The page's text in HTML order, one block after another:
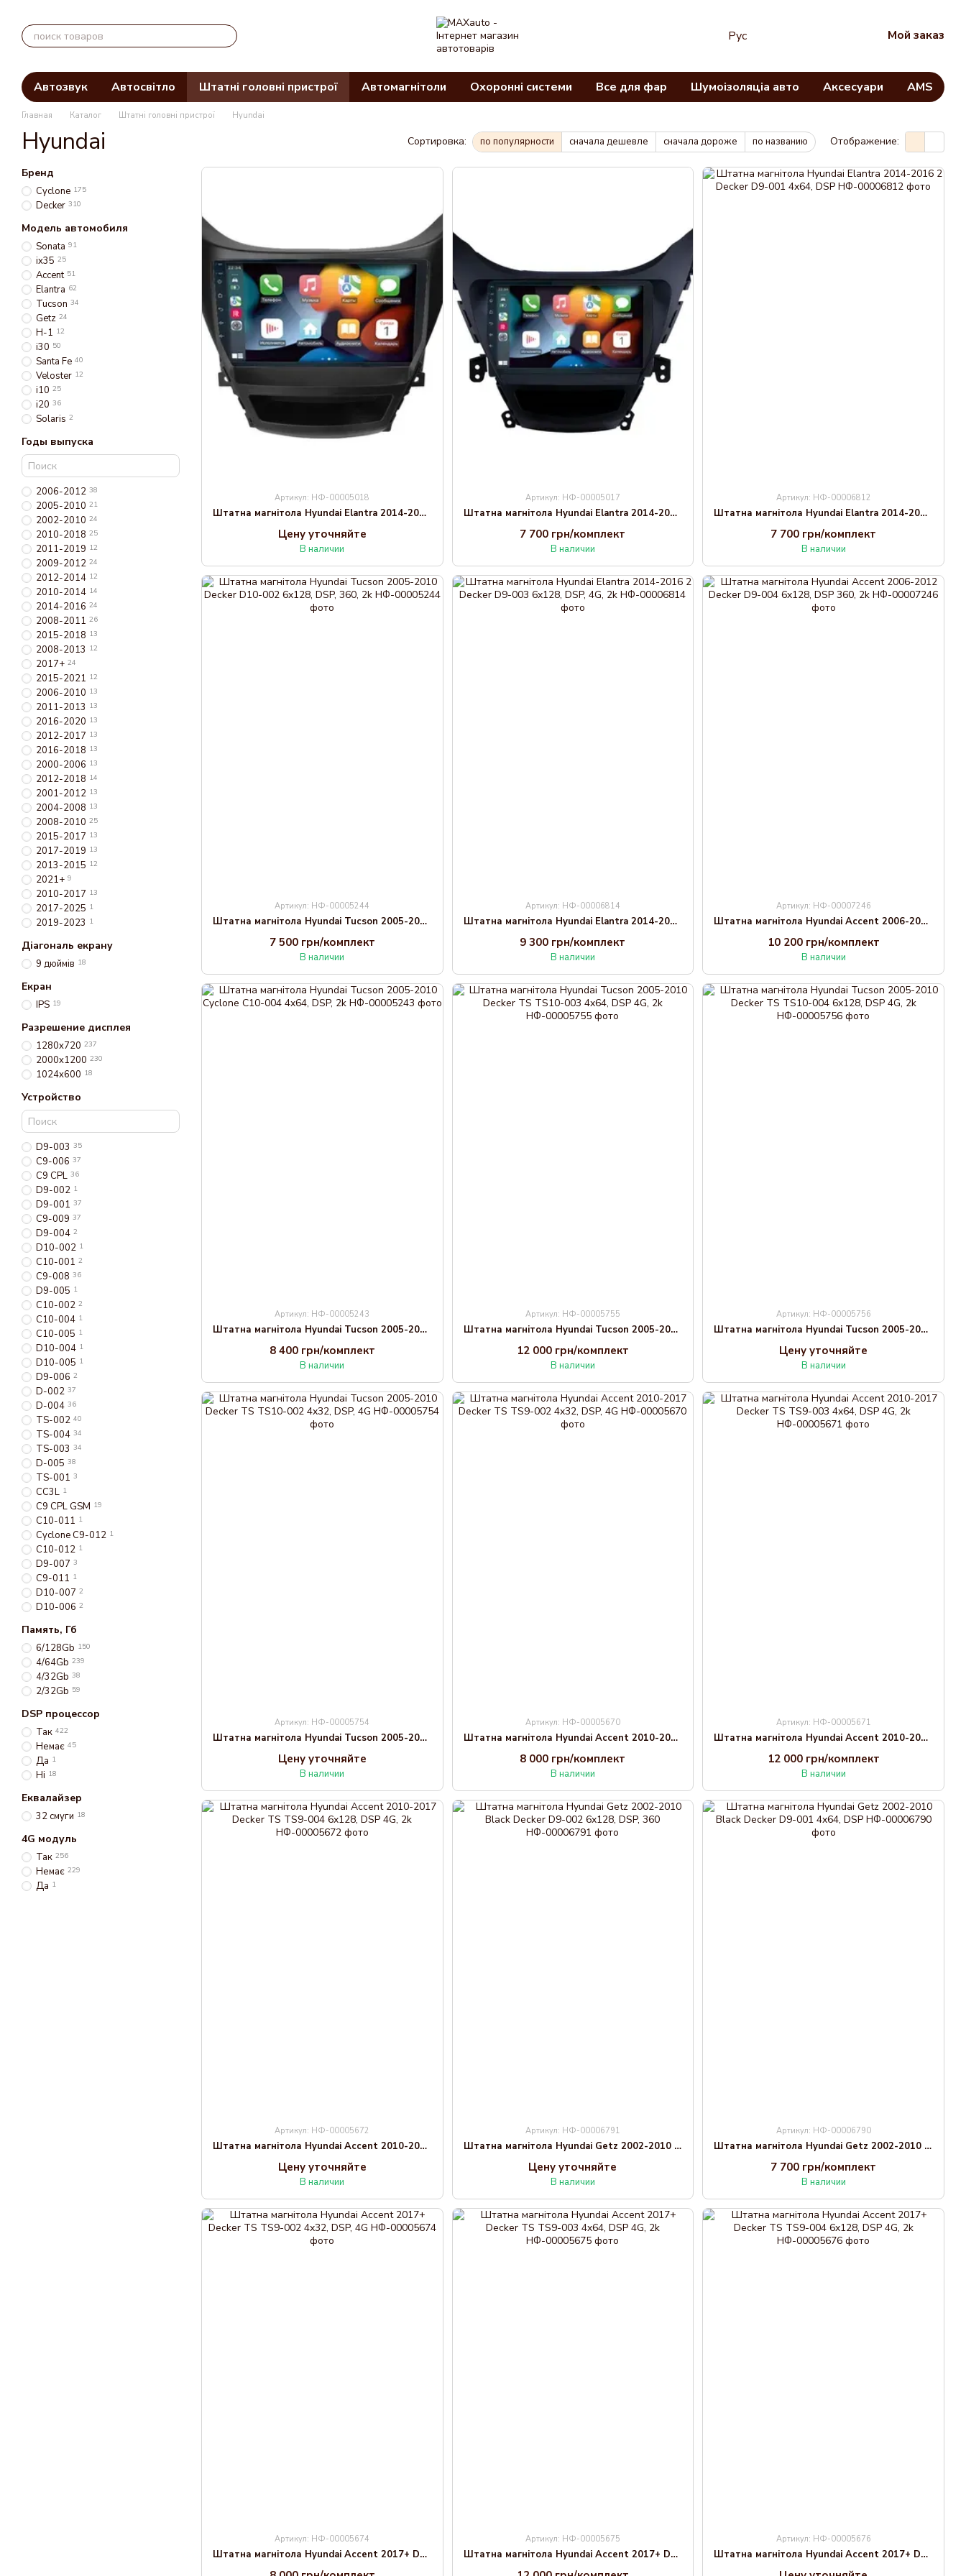
Рус Мой заказ
Автозвук Автосвітло Штатні головні пристрої Автомагнітоли Охоронні системи Все для фар Шумоізоляціа авто Аксесуари AMS
Главная Каталог Штатні головні пристрої Hyundai
Hyundai Сортировка: по популярности сначала дешевле сначала дороже по названию Отображение:
Артикул: НФ-00005018
Штатна магнітола Hyundai Elantra 2014-2016 Decker D9-002 6x128, DSP, 360
Цену уточняйте
В наличии
Артикул: НФ-00005017
Штатна магнітола Hyundai Elantra 2014-2016 Decker D9-001 4x64, DSP
7 700 грн/комплект
В наличии
Артикул: НФ-00006812
Штатна магнітола Hyundai Elantra 2014-2016 2 Decker D9-001 4x64, DSP
7 700 грн/комплект
В наличии
Артикул: НФ-00005244
Штатна магнітола Hyundai Tucson 2005-2010 Decker D10-002 6x128, DSP, 360, 2k
7 500 грн/комплект
В наличии
Артикул: НФ-00006814
Штатна магнітола Hyundai Elantra 2014-2016 2 Decker D9-003 6x128, DSP, 4G, 2k
9 300 грн/комплект
В наличии
Артикул: НФ-00007246
Штатна магнітола Hyundai Accent 2006-2012 Decker D9-004 6x128, DSP 360, 2k
10 200 грн/комплект
В наличии
Артикул: НФ-00005243
Штатна магнітола Hyundai Tucson 2005-2010 Cyclone C10-004 4x64, DSP, 2k
8 400 грн/комплект
В наличии
Артикул: НФ-00005755
Штатна магнітола Hyundai Tucson 2005-2010 Decker TS TS10-003 4x64, DSP 4G, 2k
12 000 грн/комплект
В наличии
Артикул: НФ-00005756
Штатна магнітола Hyundai Tucson 2005-2010 Decker TS TS10-004 6x128, DSP 4G, 2k
Цену уточняйте
В наличии
Артикул: НФ-00005754
Штатна магнітола Hyundai Tucson 2005-2010 Decker TS TS10-002 4x32, DSP, 4G
Цену уточняйте
В наличии
Артикул: НФ-00005670
Штатна магнітола Hyundai Accent 2010-2017 Decker TS TS9-002 4x32, DSP, 4G
8 000 грн/комплект
В наличии
Артикул: НФ-00005671
Штатна магнітола Hyundai Accent 2010-2017 Decker TS TS9-003 4x64, DSP 4G, 2k
12 000 грн/комплект
В наличии
Артикул: НФ-00005672
Штатна магнітола Hyundai Accent 2010-2017 Decker TS TS9-004 6x128, DSP 4G, 2k
Цену уточняйте
В наличии
Артикул: НФ-00006791
Штатна магнітола Hyundai Getz 2002-2010 Black Decker D9-002 6x128, DSP, 360
Цену уточняйте
В наличии
Артикул: НФ-00006790
Штатна магнітола Hyundai Getz 2002-2010 Black Decker D9-001 4x64, DSP
7 700 грн/комплект
В наличии
Артикул: НФ-00005674
Штатна магнітола Hyundai Accent 2017+ Decker TS TS9-002 4x32, DSP, 4G
Артикул: НФ-00005675
Штатна магнітола Hyundai Accent 2017+ Decker TS TS9-003 4x64, DSP 4G, 2k
Артикул: НФ-00005676
Штатна магнітола Hyundai Accent 2017+ Decker TS TS9-004 6x128, DSP 4G, 2k
Бренд
Cyclone 175
Decker 310
Модель автомобиля
Sonata 91
ix35 25
Accent 51
Elantra 62
Tucson 34
Getz 24
H-1 12
i30 50
Santa Fe 40
Veloster 12
i10 25
i20 36
Solaris 2
Годы выпуска
2006-2012 38
2005-2010 21
2002-2010 24
2010-2018 25
2011-2019 12
2009-2012 24
2012-2014 12
2010-2014 14
2014-2016 24
2008-2011 26
2015-2018 13
2008-2013 12
2017+ 24
2015-2021 12
2006-2010 13
2011-2013 13
2016-2020 13
2012-2017 13
2016-2018 13
2000-2006 13
2012-2018 14
2001-2012 13
2004-2008 13
2008-2010 25
2015-2017 13
2017-2019 13
2013-2015 12
2021+ 9
2010-2017 13
2017-2025 1
2019-2023 1
Діагональ екрану
9 дюймів 18
Екран
IPS 19
Разрешение дисплея
1280x720 237
2000x1200 230
1024x600 18
Устройство
D9-003 35
C9-006 37
C9 CPL 36
D9-002 1
D9-001 37
C9-009 37
D9-004 2
D10-002 1
C10-001 2
C9-008 36
D9-005 1
C10-002 2
C10-004 1
C10-005 1
D10-004 1
D10-005 1
D9-006 2
D-002 37
D-004 36
TS-002 40
TS-004 34
TS-003 34
D-005 38
TS-001 3
CC3L 1
C9 CPL GSM 19
C10-011 1
Cyclone C9-012 1
C10-012 1
D9-007 3
C9-011 1
D10-007 2
D10-006 2
Память, Гб
6/128Gb 150
4/64Gb 239
4/32Gb 38
2/32Gb 59
DSP процессор
Так 422
Немає 45
Да 1
Ні 18
Еквалайзер
32 смуги 18
4G модуль
Так 256
Немає 229
Да 1